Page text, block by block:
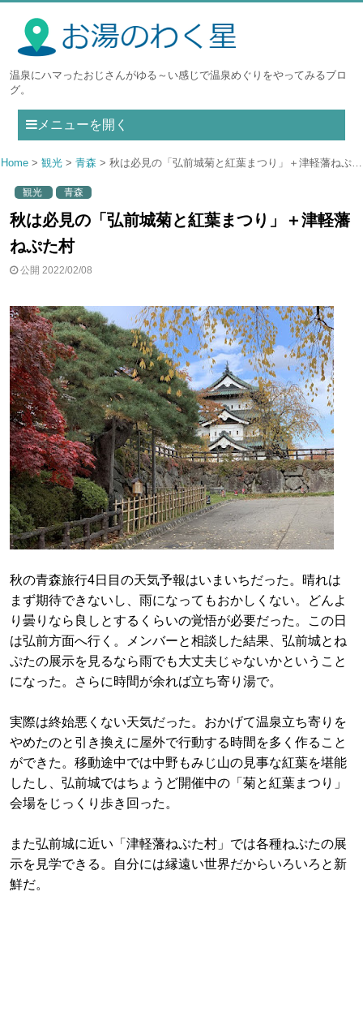
温泉にハマったおじさんがゆる～い感じで温泉めぐりをやってみるブロ
グ。
メニューを開く
Home 観光 青森 秋は必見の「弘前城菊と紅葉まつり」＋津軽藩ねぷた村
観光 青森
秋は必見の「弘前城菊と紅葉まつり」＋津軽藩
ねぷた村
公開 2022/02/08
秋の青森旅行4日目の天気予報はいまいちだった。晴れは
まず期待できないし、雨になってもおかしくない。どんよ
り曇りなら良しとするくらいの覚悟が必要だった。この日
は弘前方面へ行く。メンバーと相談した結果、弘前城とね
ぷたの展示を見るなら雨でも大丈夫じゃないかということ
になった。さらに時間が余れば立ち寄り湯で。
実際は終始悪くない天気だった。おかげて温泉立ち寄りを
やめたのと引き換えに屋外で行動する時間を多く作ること
ができた。移動途中では中野もみじ山の見事な紅葉を堪能
したし、弘前城ではちょうど開催中の「菊と紅葉まつり」
会場をじっくり歩き回った。
また弘前城に近い「津軽藩ねぷた村」では各種ねぷたの展
示を見学できる。自分には縁遠い世界だからいろいろと新
鮮だ。